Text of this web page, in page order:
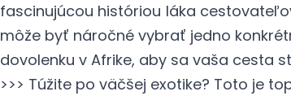
fascinujúcou históriou láka
môže byť náročné vybrať jedno
dovolenku v Afrike, aby sa vaša cesta
>>> Túžite po väčšej exotike? Toto je